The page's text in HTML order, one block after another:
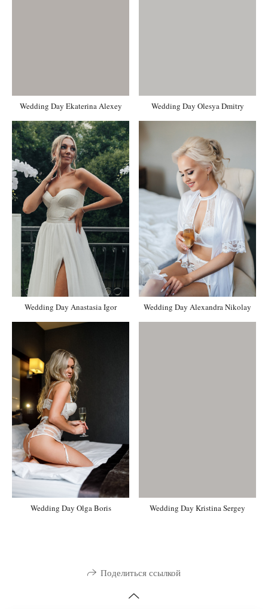
Wedding Day Ekaterina Alexey Wedding Day Olesya Dmitry
Wedding Day Anastasia Igor Wedding Day Alexandra Nikolay
Wedding Day Olga Boris Wedding Day Kristina Sergey
Поделиться ссылкой